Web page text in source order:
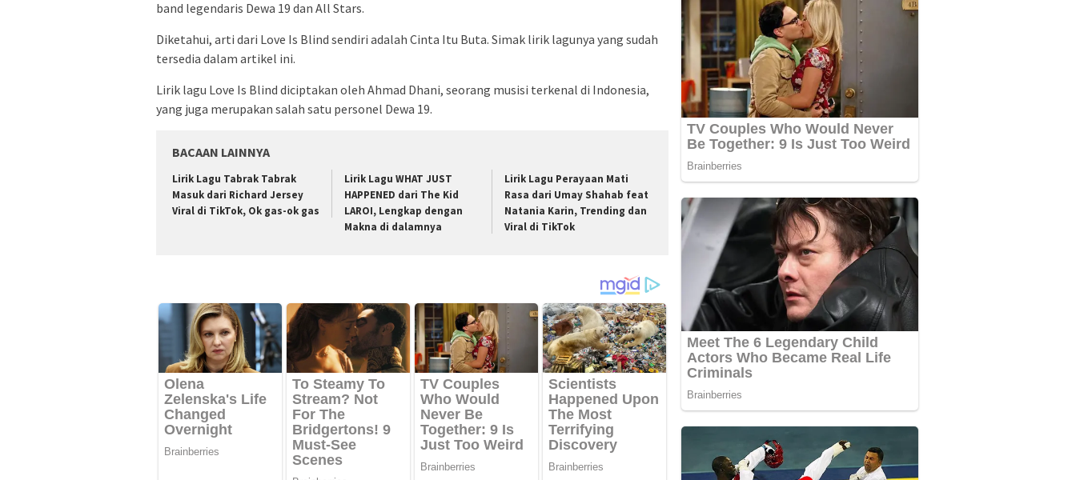
band legendaris Dewa 19 dan All Stars.
Diketahui, arti dari Love Is Blind sendiri adalah Cinta Itu Buta. Simak lirik lagunya yang sudah
tersedia dalam artikel ini.
Lirik lagu Love Is Blind diciptakan oleh Ahmad Dhani, seorang musisi terkenal di Indonesia,
yang juga merupakan salah satu personel Dewa 19.
BACAAN LAINNYA
Lirik Lagu Tabrak Tabrak
Masuk dari Richard Jersey
Viral di TikTok, Ok gas-ok gas
Lirik Lagu WHAT JUST
HAPPENED dari The Kid
LAROI, Lengkap dengan
Makna di dalamnya
Lirik Lagu Perayaan Mati
Rasa dari Umay Shahab feat
Natania Karin, Trending dan
Viral di TikTok